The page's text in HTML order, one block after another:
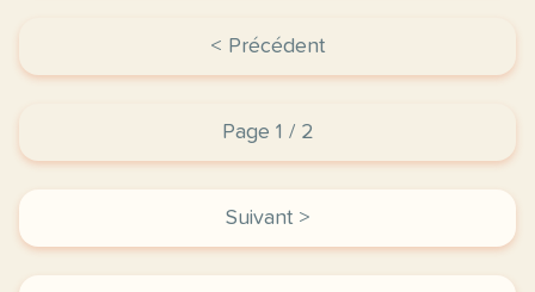
< Précédent
Page 1 / 2
Suivant >